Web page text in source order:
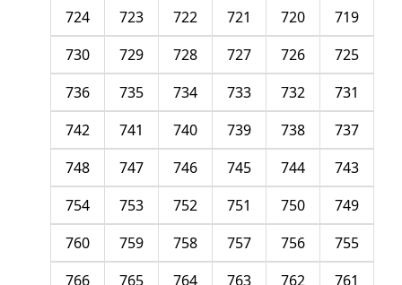
719
720
721
722
723
724
725
726
727
728
729
730
731
732
733
734
735
736
737
738
739
740
741
742
743
744
745
746
747
748
749
750
751
752
753
754
755
756
757
758
759
760
761
762
763
764
765
766